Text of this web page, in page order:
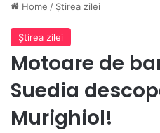
Home / Ştirea zilei
Ştirea zilei
Motoare de
Suedia
Murighiol!